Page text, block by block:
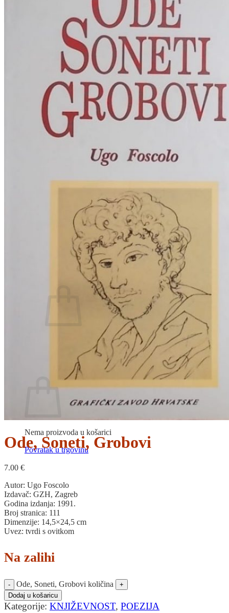
KAZALIŠTE, FILM
OD KNJIŽEVNOST
DO RELIGIJA
KNJIŽEVNOST
LIKOVNA UMJETNOST
LJEKOVITO BILJE I ZDRAVLJE
MITOLOGIJA
POVIJEST I PUBLICISTIKA
PRIRODNE ZNANOSTI
PSIHOLOGIJA, POPULARNA PSIHOLOGIJA,
ALTERNATIVA
RAZNO
RELIGIJA
OD RJEČNIKA
DO ZEMLJOVIDA
RJEČNICI, GRAMATIKE, PRAVOPISI…
ŠAH
STRIPOVI
TEHNIČKE ZNANOSTI
VEDUTE
ZAGREB
ZEMLJOVIDI
Nema proizvoda u košarici
Povratak u trgovinu
Nema proizvoda u košarici
Povratak u trgovinu
Ode, Soneti, Grobovi
7.00 €
Autor: Ugo Foscolo
Izdavač: GZH, Zagreb
Godina izdanja: 1991.
Broj stranica: 111
Dimenzije: 14,5×24,5 cm
Uvez: tvrdi s ovitkom
Na zalihi
Ode, Soneti, Grobovi količina
Dodaj u košaricu
Kategorije: KNJIŽEVNOST, POEZIJA